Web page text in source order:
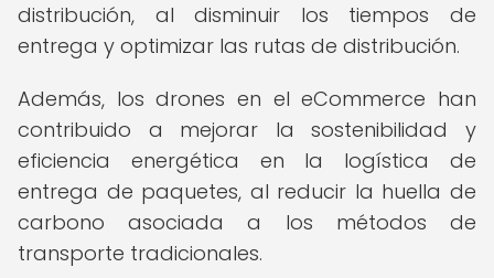
distribución, al disminuir los tiempos de
entrega y optimizar las rutas de distribución.
Además, los drones en el eCommerce han
contribuido a mejorar la sostenibilidad y
eficiencia energética en la logística de
entrega de paquetes, al reducir la huella de
carbono asociada a los métodos de
transporte tradicionales.